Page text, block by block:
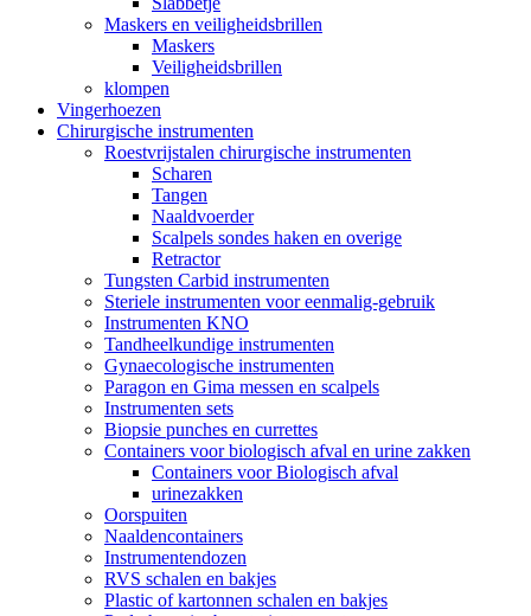
Maskers en veiligheidsbrillen
Maskers
Veiligheidsbrillen
klompen
Vingerhoezen
Chirurgische instrumenten
Roestvrijstalen chirurgische instrumenten
Scharen
Tangen
Naaldvoerder
Scalpels sondes haken en overige
Retractor
Tungsten Carbid instrumenten
Steriele instrumenten voor eenmalig-gebruik
Instrumenten KNO
Tandheelkundige instrumenten
Gynaecologische instrumenten
Paragon en Gima messen en scalpels
Instrumenten sets
Biopsie punches en currettes
Containers voor biologisch afval en urine zakken
Containers voor Biologisch afval
urinezakken
Oorspuiten
Naaldencontainers
Instrumentendozen
RVS schalen en bakjes
Plastic of kartonnen schalen en bakjes